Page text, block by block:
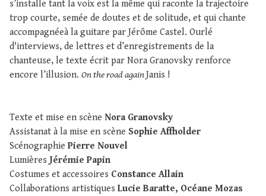
s’installe tant la voix est la même qui raconte la trajectoire
trop courte, semée de doutes et de solitude, et qui chante
accompagnéeà la guitare par Jérôme Castel. Ourlé
d'interviews, de lettres et d’enregistrements de la
chanteuse, le texte écrit par Nora Granovsky renforce
encore l’illusion. On the road againJanis !
Texte et mise en scène Nora Granovsky
Assistanat à la mise en scène Sophie Affholder
Scénographie Pierre Nouvel
Lumières Jérémie Papin
Costumes et accessoires Constance Allain
Collaborations artistiques Lucie Baratte, Océane Mozas